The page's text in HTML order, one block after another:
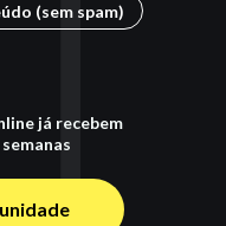
(sem spam)
já recebem